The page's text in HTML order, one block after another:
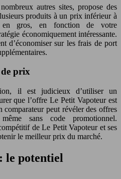
autres sites, propose des
produits à un prix inférieur à
en gros, en fonction de votre
économiquement intéressante.
d’économiser sur les frais de port
prix
il est judicieux d’utiliser un
que l’offre Le Petit Vapoteur est
peut révéler des offres
sans code promotionnel.
de Le Petit Vapoteur et ses
le meilleur prix du marché.
le potentiel